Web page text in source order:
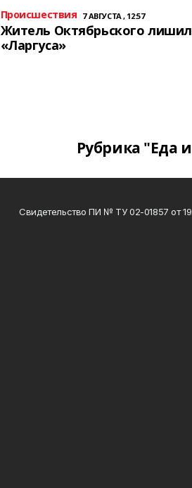
Происшествия 7 АВГУСТА , 12:57
Житель Октябрьского
«Ларгуса»
Рубрика "Еда
Свидетельство ПИ № ТУ 02-01857 от